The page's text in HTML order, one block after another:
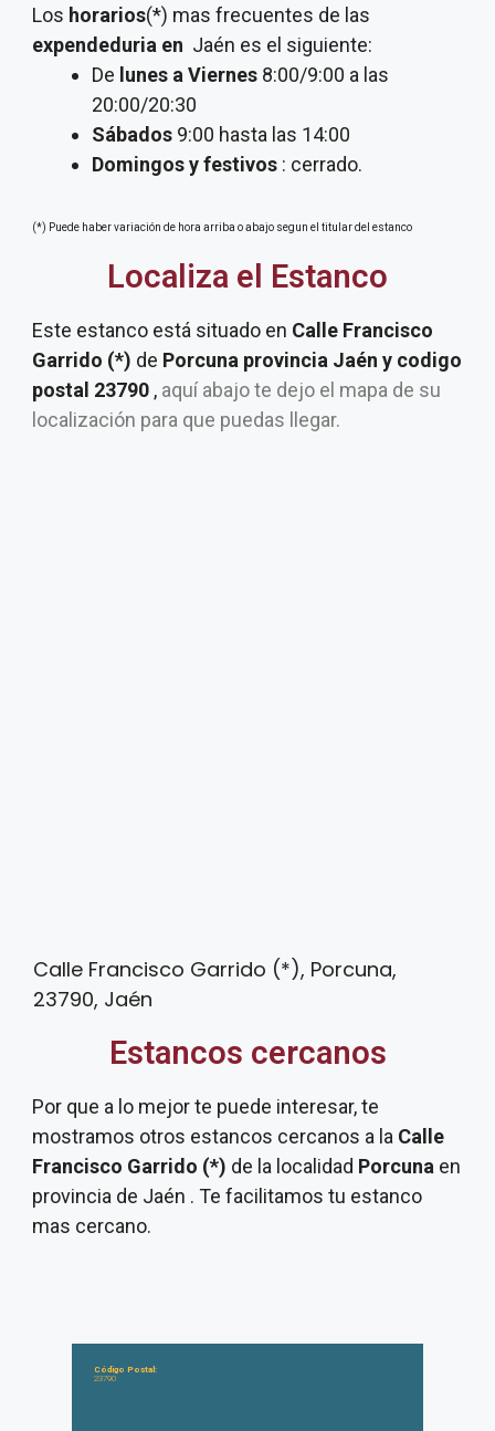
Los horarios(*) mas frecuentes de las
expendeduria en Jaén es el siguiente:
De lunes a Viernes 8:00/9:00 a las
20:00/20:30
Sábados 9:00 hasta las 14:00
Domingos y festivos : cerrado.
(*) Puede haber variación de hora arriba o abajo segun el titular del estanco
Localiza el Estanco
Este estanco está situado en Calle Francisco
Garrido (*) de Porcuna provincia Jaén y codigo
postal 23790 , aquí abajo te dejo el mapa de su
localización para que puedas llegar.
Calle Francisco Garrido (*), Porcuna,
23790, Jaén
Estancos cercanos
Por que a lo mejor te puede interesar, te
mostramos otros estancos cercanos a la Calle
Francisco Garrido (*) de la localidad Porcuna en
provincia de Jaén . Te facilitamos tu estanco
mas cercano.
Código Postal:
23790